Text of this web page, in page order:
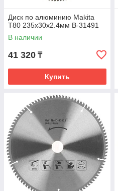
Диск по алюминию Makita
Т80 235х30х2.4мм B-31491
В наличии
41 320 ₸
Купить